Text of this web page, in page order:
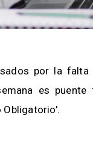
por la falta
es puente
Obligatorio'.